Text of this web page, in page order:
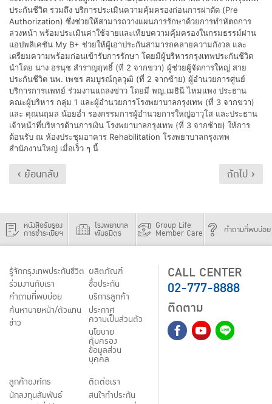
ประกันชีวิต รวมถึง บริการประเมินความคุ้มครองก่อนการผ่าตัด (Pre
Authorization) ซึ่งช่วยให้สามารถวางแผนการรักษาด้วยการทำหัตถการ
ล่วงหน้า พร้อมประเมินค่าใช้จ่ายและเทียบความคุ้มครองในกรมธรรม์ผ่าน
แอปพลิเคชัน My B+ ช่วยให้ผู้เอาประกันสามารถคลายความกังวล และ
เตรียมความพร้อมก่อนเข้ารับการรักษา โดยมีผู้บริหารกรุงเทพประกันชีวิต
นำโดย นาง อรนุช สำราญฤทธิ์ (ที่ 2 จากขวา) ผู้ช่วยผู้จัดการใหญ่ สาย
ประกันชีวิต นพ. เพชร สมบูรณ์กุลวุฒิ (ที่ 2 จากซ้าย) ผู้อำนวยการศูนย์
บริการการแพทย์ ร่วมงานแถลงข่าว โดยมี พญ.เมธินี ไหมแพง ประธาน
คณะผู้บริหาร กลุ่ม 1 และผู้อำนวยการโรงพยาบาลกรุงเทพ (ที่ 3 จากขวา)
และ คุณนฤมล น้อยอ่ำ รองกรรมการผู้อำนวยการใหญ่อาวุโส และประธาน
เจ้าหน้าที่บริหารด้านการเงิน โรงพยาบาลกรุงเทพ (ที่ 3 จากซ้าย) ให้การ
ต้อนรับ ณ ห้องประชุมอาคาร Rehabilitation โรงพยาบาลกรุงเทพ
สำนักงานใหญ่ เมื่อเร็ว ๆ นี้
‹ ย้อนกลับ ถัดไป ›
หนังสือรับรอง
การชำระเบี้ยฯ
โรงพยาบาล
พันธมิตร
Group Life
Member Care คำถามที่พบบ่อย
รู้จักกรุงเทพประกันชีวิต
ร่วมงานกับเรา
คำถามที่พบบ่อย
ค้นหานายหน้า/ตัวแทน
ข่าว
ผลิตภัณฑ์
ชื้อประกัน
บริการลูกค้า
ประกาศ
ความเป็นส่วนตัว
นโยบาย
คุ้มครอง
ข้อมูลส่วน
บุคคล
ลูกค้าองค์กร
นักลงทุนสัมพันธ์
ติดต่อเรา
สนใจทำประกัน
CALL CENTER
02-777-8888
ติดตาม